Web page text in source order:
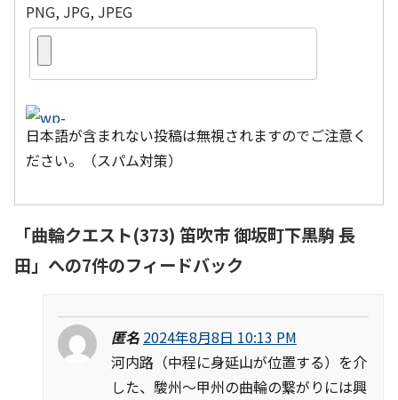
PNG, JPG, JPEG
日本語が含まれない投稿は無視されますのでご注意く
ださい。（スパム対策）
「曲輪クエスト(373) 笛吹市 御坂町下黒駒 長
田」への7件のフィードバック
匿名 2024年8月8日 10:13 PM
河内路（中程に身延山が位置する）を介
した、駿州～甲州の曲輪の繋がりには興